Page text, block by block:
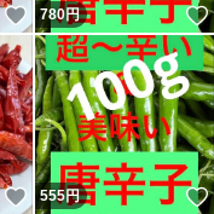
いいね！
780円
いいね！
555円